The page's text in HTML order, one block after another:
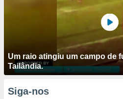
Um raio atingiu um campo de
Tailândia.
Siga-nos